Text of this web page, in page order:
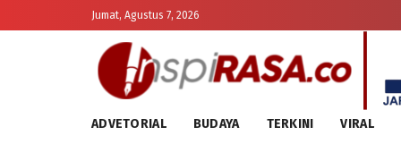
Jumat, Agustus 7, 2026
ADVETORIAL BUDAYA TERKINI VIRAL